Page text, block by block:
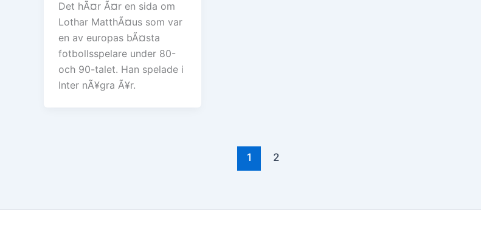
Det hÃ¤r Ã¤r en sida om
Lothar MatthÃ¤us som var
en av europas bÃ¤sta
fotbollsspelare under 80-
och 90-talet. Han spelade i
Inter nÃ¥gra Ã¥r.
1 2